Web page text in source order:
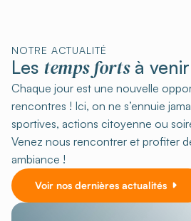
NOTRE ACTUALITÉ
Les temps fortsà venir
Chaque jour est une nouvelle
rencontres ! Ici, on ne s’ennuie
sportives, actions citoyenne ou
Venez nous rencontrer et profiter
ambiance !
Voir nos dernières actualités